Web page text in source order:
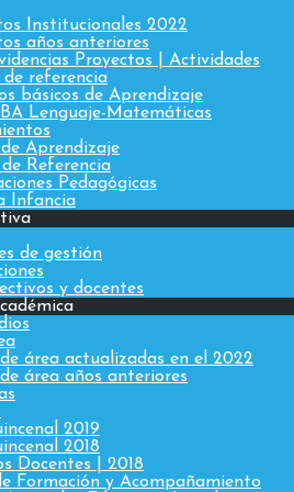
Institucionales 2022
años anteriores
Proyectos | Actividades
de referencia
básicos de Aprendizaje
Lenguaje-Matemáticas
Aprendizaje
Referencia
Pedagógicas
Infancia
de gestión
y docentes
de área actualizadas en el 2022
de área años anteriores
2019
2018
Docentes | 2018
Formación y Acompañamiento